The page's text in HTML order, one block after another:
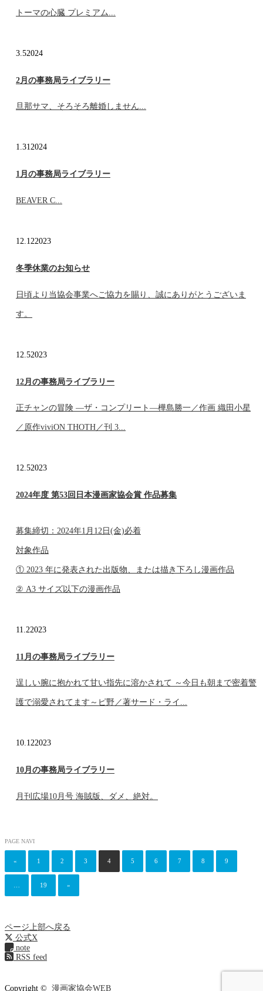
トーマの心臓 プレミアム...
3.52024
2月の事務局ライブラリー
旦那サマ、そろそろ離婚しません...
1.312024
1月の事務局ライブラリー
BEAVER C...
12.122023
冬季休業のお知らせ
日頃より当協会事業へご協力を賜り、誠にありがとうございま
す。
12.52023
12月の事務局ライブラリー
正チャンの冒険 ―ザ・コンプリート―樺島勝一／作画 織田小星
／原作viviON THOTH／刊 3...
12.52023
2024年度 第53回日本漫画家協会賞 作品募集
募集締切：2024年1月12日(金)必着
対象作品
① 2023 年に発表された出版物、または描き下ろし漫画作品
② A3 サイズ以下の漫画作品
11.22023
11月の事務局ライブラリー
逞しい腕に抱かれて甘い指先に溶かされて ～今日も朝まで密着警
護で溺愛されてます～ピ野／著サード・ライ...
10.122023
10月の事務局ライブラリー
月刊広場10月号 海賊版、ダメ、絶対。
PAGE NAVI
« 1 2 3 4 5 6 7 8 9
19 »
ページ上部へ戻る
公式X
note
RSS feed
Copyright © 漫画家協会WEB